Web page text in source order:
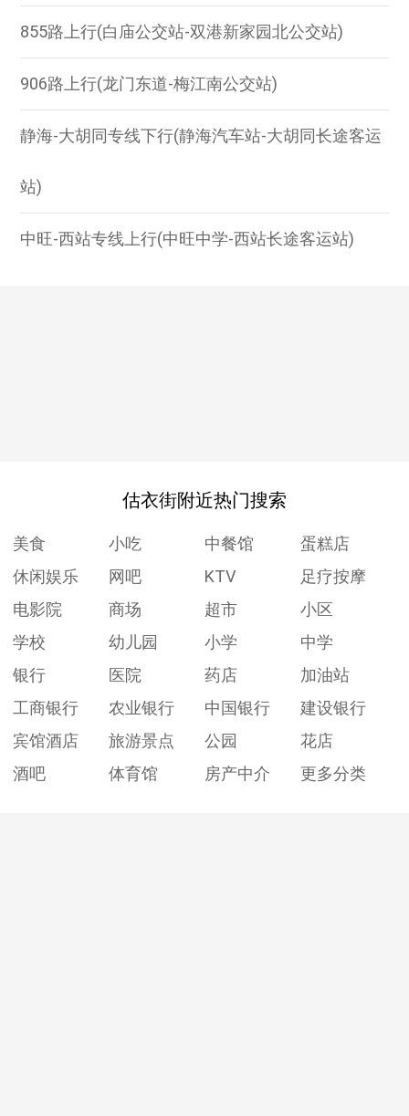
855路上行(白庙公交站-双港新家园北公交站)
906路上行(龙门东道-梅江南公交站)
静海-大胡同专线下行(静海汽车站-大胡同长途客运
站)
中旺-西站专线上行(中旺中学-西站长途客运站)
估衣街附近热门搜索
美食 小吃 中餐馆
蛋糕店
休闲娱乐
网吧 KTV
足疗按摩
电影院
商场 超市
小区
学校
幼儿园 小学
中学
银行
医院 药店
加油站
工商银行
农业银行 中国银行
建设银行
宾馆酒店
旅游景点 公园
花店
酒吧
体育馆 房产中介 更多分类